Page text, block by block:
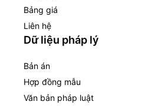
Bảng giá
Liên hệ
Dữ liệu pháp lý
Bản án
Hợp đồng mẫu
Văn bản pháp luật